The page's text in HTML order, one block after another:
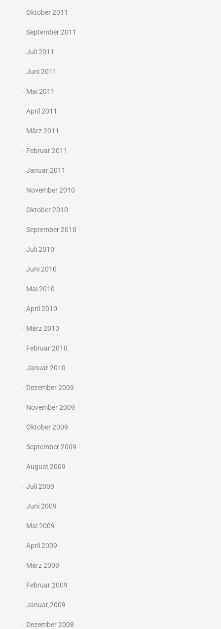
Oktober 2011
September 2011
Juli 2011
Juni 2011
Mai 2011
April 2011
März 2011
Februar 2011
Januar 2011
November 2010
Oktober 2010
September 2010
Juli 2010
Juni 2010
Mai 2010
April 2010
März 2010
Februar 2010
Januar 2010
Dezember 2009
November 2009
Oktober 2009
September 2009
August 2009
Juli 2009
Juni 2009
Mai 2009
April 2009
März 2009
Februar 2009
Januar 2009
Dezember 2008